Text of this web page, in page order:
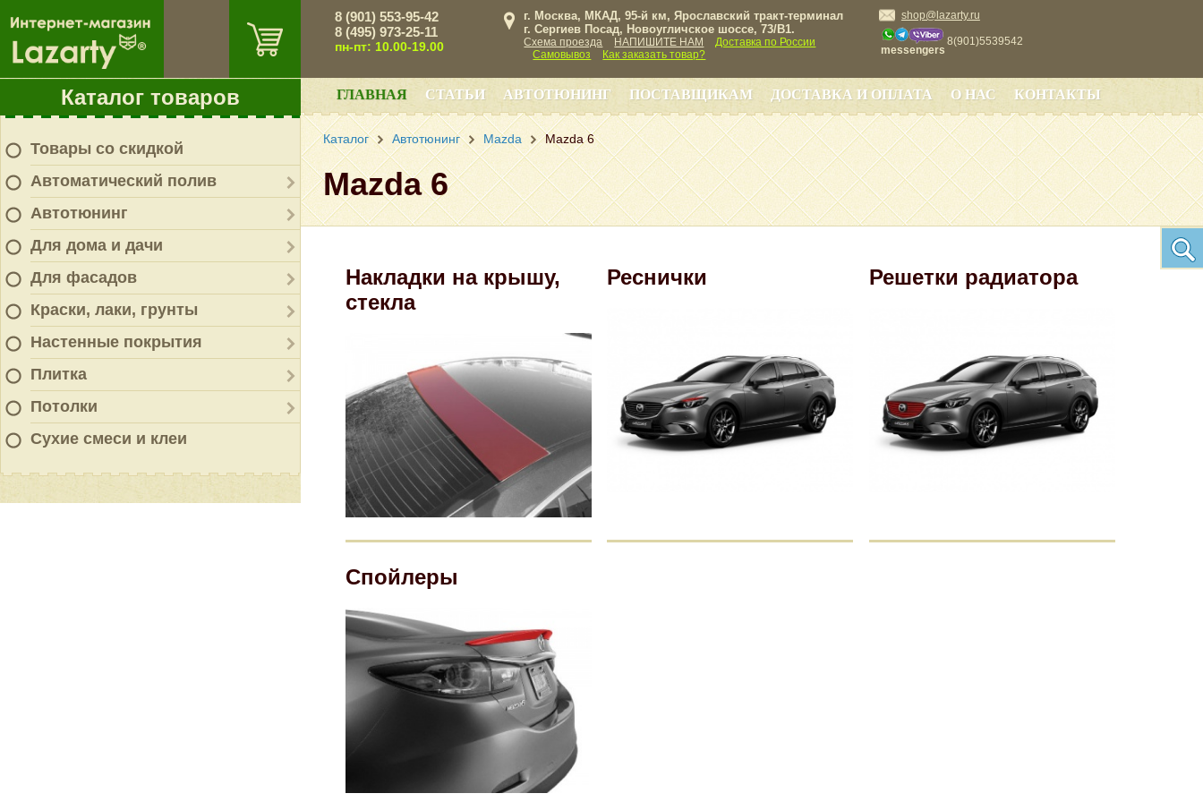
Каталог товаров
Товары со скидкой
Автоматический полив
Автотюнинг
Для дома и дачи
Для фасадов
Краски, лаки, грунты
Настенные покрытия
Плитка
Потолки
Сухие смеси и клеи
8 (901) 553-95-42
8 (495) 973-25-11
пн-пт: 10.00-19.00
г. Москва, МКАД, 95-й км, Ярославский тракт-терминал
г. Сергиев Посад, Новоугличское шоссе, 73/B1.
Схема проезда НАПИШИТЕ НАМ
Доставка по России
Самовывоз
Как заказать товар?
shop@lazarty.ru
messengers
8(901)5539542
ГЛАВНАЯ СТАТЬИ АВТОТЮНИНГ ПОСТАВЩИКАМ ДОСТАВКА И ОПЛАТА О НАС КОНТАКТЫ
Каталог Автотюнинг Mazda Mazda 6
Mazda 6
Накладки на крышу,
стекла
Реснички Решетки радиатора
Спойлеры